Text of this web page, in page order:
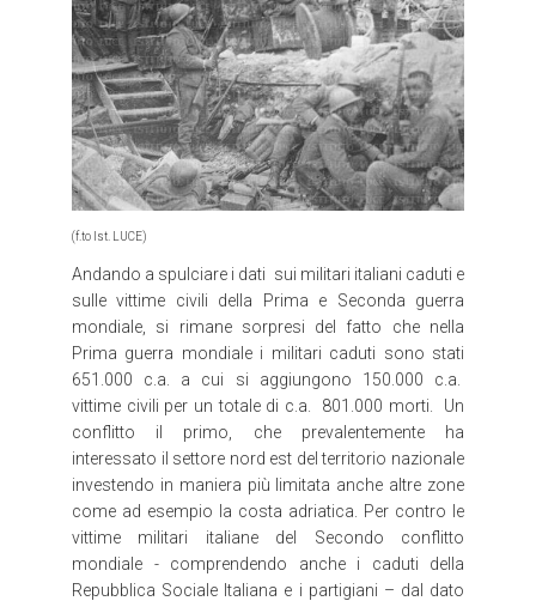
(f.to Ist. LUCE)
Andando a spulciare i dati sui militari italiani caduti e
sulle vittime civili della Prima e Seconda guerra
mondiale, si rimane sorpresi del fatto che nella
Prima guerra mondiale i militari caduti sono stati
651.000 c.a. a cui si aggiungono 150.000 c.a.
vittime civili per un totale di c.a.
801.000 morti.
Un
conflitto il primo, che prevalentemente ha
interessato il settore nord est del territorio nazionale
investendo in maniera più limitata anche altre zone
come ad esempio la costa adriatica. Per contro le
vittime militari italiane del Secondo conflitto
mondiale - comprendendo anche i caduti della
Repubblica Sociale Italiana e i partigiani – dal dato